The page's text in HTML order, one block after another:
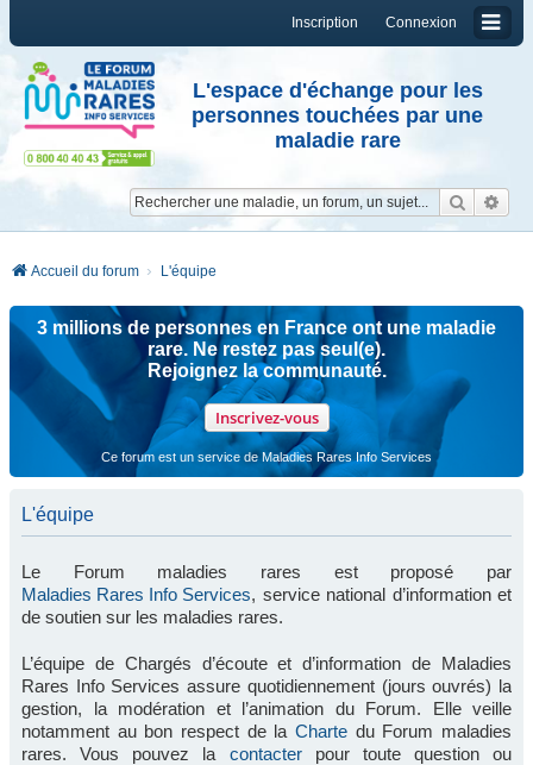
Connexion
Inscription
L'espace d'échange pour les
personnes touchées par une
maladie rare
Accueil du forum L'équipe
3 millions de personnes en France ont une maladie
rare. Ne restez pas seul(e).
Rejoignez la communauté.
Inscrivez-vous
Ce forum est un service de Maladies Rares Info Services
L'équipe
Le Forum maladies rares est proposé par
Maladies Rares Info Services, service national d’information et
de soutien sur les maladies rares.
L’équipe de Chargés d’écoute et d’information de Maladies
Rares Info Services assure quotidiennement (jours ouvrés) la
gestion, la modération et l’animation du Forum. Elle veille
notamment au bon respect de la Charte du Forum maladies
rares. Vous pouvez la contacterpour toute question ou